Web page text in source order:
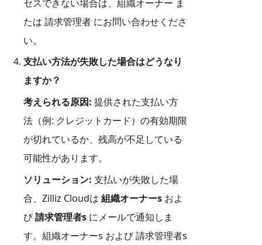
セスできない場合は、組織オーナー ま
たは 請求管理者 にお問い合わせくださ
い。
支払い方法が失敗した場合はどうなり
ますか？
考えられる原因: 提供された支払い方
法（例: クレジットカード）の有効期限
が切れているか、残高が不足している
可能性があります。
ソリューション: 支払いが失敗した場
合、Zilliz Cloudは 組織オーナーs およ
び請求管理者s にメールで通知しま
す。組織オーナーs および 請求管理者s